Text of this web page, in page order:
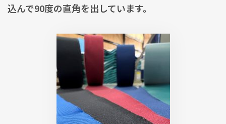
込んで90度の直角を出しています。